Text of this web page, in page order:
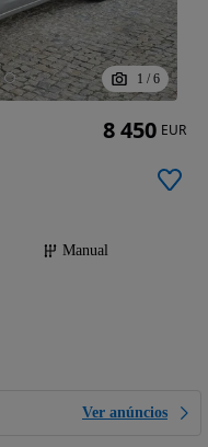
1 / 6
Manual
Ver anúncios
8 450 EUR